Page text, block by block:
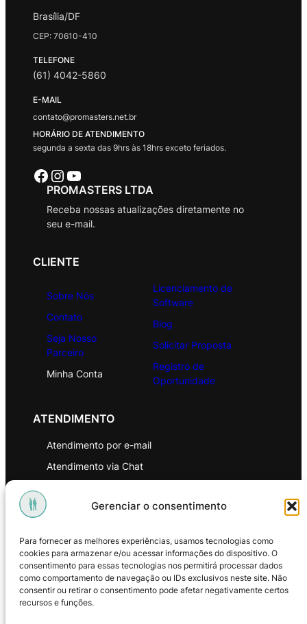
Gerenciar o consentimento
Para fornecer as melhores experiências, usamos tecnologias como
cookies para armazenar e/ou acessar informações do dispositivo. O
consentimento para essas tecnologias nos permitirá processar dados
como comportamento de navegação ou IDs exclusivos neste site. Não
consentir ou retirar o consentimento pode afetar negativamente certos
recursos e funções.
Brasília/DF
CEP: 70610-410
TELEFONE
(61) 4042-5860
E-MAIL
contato@promasters.net.br
HORÁRIO DE ATENDIMENTO
segunda a sexta das 9hrs às 18hrs exceto feriados.
Facebook Instagram Youtube
PROMASTERS LTDA
Receba nossas atualizações diretamente no
seu e-mail.
CLIENTE
Sobre Nós
Contato
Seja Nosso
Parceiro
Minha Conta
Licenciamento de
Software
Blog
Solicitar Proposta
Registro de
Oportunidade
ATENDIMENTO
Atendimento por e-mail
Atendimento via Chat
Política de Privacidade
Política de Troca e Devoluções
Política de Reembolso